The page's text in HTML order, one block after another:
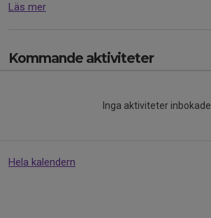
Läs mer
Kommande aktiviteter
Inga aktiviteter inbokade
Hela kalendern